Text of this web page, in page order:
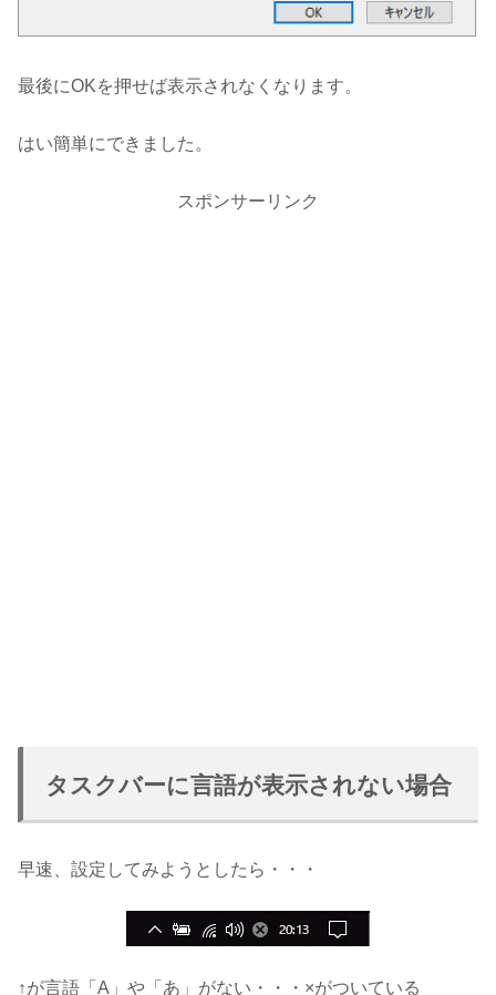
最後にOKを押せば表示されなくなります。
はい簡単にできました。
スポンサーリンク
タスクバーに言語が表示されない場合
早速、設定してみようとしたら・・・
↑が言語「A」や「あ」がない・・・×がついている